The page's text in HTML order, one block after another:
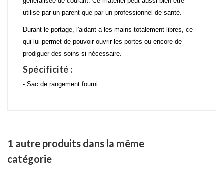
utilisé par un parent que par un professionnel de santé.
Durant le portage, l'aidant a les mains totalement libres, ce
qui lui permet de pouvoir ouvrir les portes ou encore de
prodiguer des soins si nécessaire.
Spécificité :
- Sac de rangement fourni
1 autre produits dans la même
catégorie